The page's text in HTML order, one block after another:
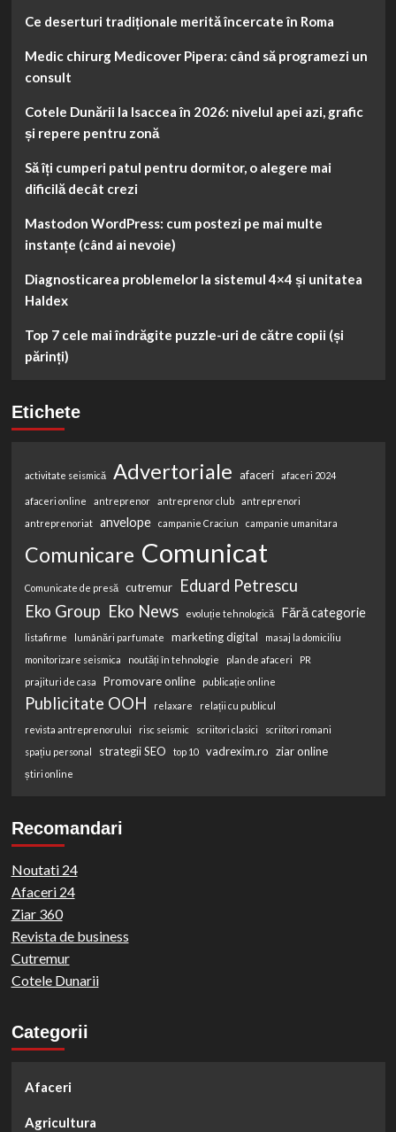
Ce deserturi tradiționale merită încercate în Roma
Medic chirurg Medicover Pipera: când să programezi un
consult
Cotele Dunării la Isaccea în 2026: nivelul apei azi, grafic
și repere pentru zonă
Să îți cumperi patul pentru dormitor, o alegere mai
dificilă decât crezi
Mastodon WordPress: cum postezi pe mai multe
instanțe (când ai nevoie)
Diagnosticarea problemelor la sistemul 4×4 și unitatea
Haldex
Top 7 cele mai îndrăgite puzzle-uri de către copii (și
părinți)
Etichete
activitate seismică Advertoriale afaceri afaceri 2024
afaceri online antreprenor antreprenor club
antreprenori
antreprenoriat
anvelope campanie Craciun campanie umanitara
Comunicare Comunicat
Comunicate de presă cutremur
Eduard Petrescu
Eko Group Eko News evoluție tehnologică Fără categorie
listafirme lumânări parfumate marketing digital
masaj la domiciliu
monitorizare seismica
noutăți în tehnologie plan de afaceri
PR
prajituri de casa
Promovare online publicație online
Publicitate OOH relaxare relații cu publicul
revista antreprenorului risc seismic scriitori clasici
scriitori romani
spațiu personal
strategii SEO top 10 vadrexim.ro ziar online
știri online
Recomandari
Noutati 24
Afaceri 24
Ziar 360
Revista de business
Cutremur
Cotele Dunarii
Categorii
Afaceri
Agricultura